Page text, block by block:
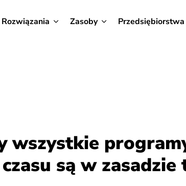
Rozwiązania Zasoby Przedsiębiorstwa
wszystkie
czasu są w zasadzie